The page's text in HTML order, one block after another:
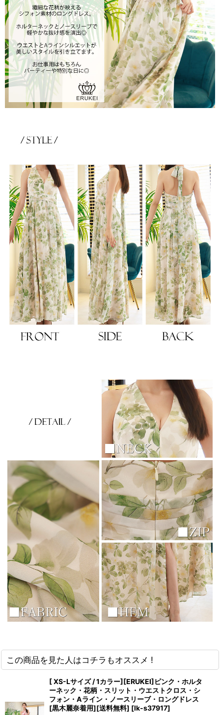
この商品を見た人はコチラもオススメ !
[ XS-Lサイズ / 1カラー][ERUKEI]ピンク・ホルタ
ーネック・花柄・スリット・ウエストクロス・シ
フォン・Aライン・ノースリーブ・ロングドレス
[黒木麗奈着用][送料無料] [lk-s37917]
、自分らしく、美しく。-
ンピース
エレガンスをひとさじー
エット。 夏の視線を独り占めする「夏の主役ラップロングドレス」